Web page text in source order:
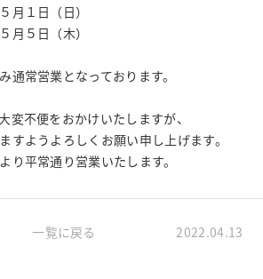
月１日（日）
５日（木）
常営業となっております。
変不便をおかけいたしますが、
すようよろしくお願い申し上げます。
り平常通り営業いたします。
一覧に戻る 2022.04.13